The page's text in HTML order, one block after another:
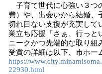
子育て世代に心強い３つ
費）や、出会いから結婚、
切れ目ない支援が充実して
巣立ち応援「さぁ、行っと
ニークかつ先端的な取り組
受賞の詳細は以下、市ホー
https://
22930.html